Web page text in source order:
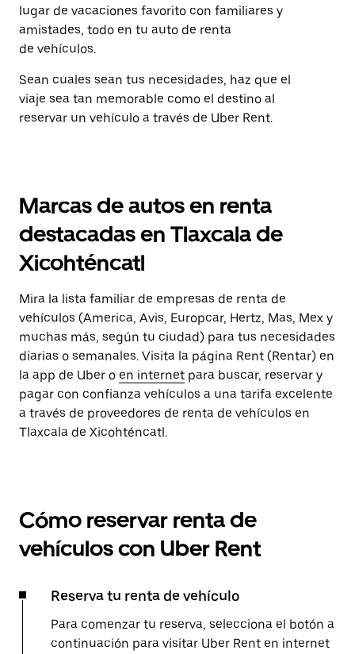
lugar de vacaciones favorito con familiares y
amistades, todo en tu auto de renta
de vehículos.
Sean cuales sean tus necesidades, haz que el
viaje sea tan memorable como el destino al
reservar un vehículo a través de Uber Rent.
Marcas de autos en renta
destacadas en Tlaxcala de
Xicohténcatl
Mira la lista familiar de empresas de renta de
vehículos (America, Avis, Europcar, Hertz, Mas, Mex y
muchas más, según tu ciudad) para tus necesidades
diarias o semanales. Visita la página Rent (Rentar) en
la app de Uber o en internet para buscar, reservar y
pagar con confianza vehículos a una tarifa excelente
a través de proveedores de renta de vehículos en
Tlaxcala de Xicohténcatl.
Cómo reservar renta de
vehículos con Uber Rent
Reserva tu renta de vehículo
Para comenzar tu reserva, selecciona el botón a
continuación para visitar Uber Rent en internet